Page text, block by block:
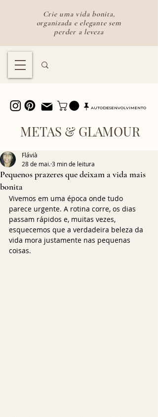
Crie uma vida bonita,
organizada e elegante sem
perder a leveza
AUTODESENVOLVIMENTO
METAS & GLAMOUR
Pequenos prazeres que deixam a vida mais
bonita
Flávià
28 de mai.3 min de leitura
Vivemos em uma época onde tudo
parece urgente. A rotina corre, os dias
passam rápidos e, muitas vezes,
esquecemos que a verdadeira beleza da
vida mora justamente nas pequenas
coisas.